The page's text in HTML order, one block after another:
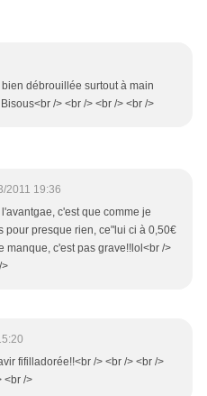
bien débrouillée surtout à main
/> <br /> <br /> <br />
2011 19:36
c'est que comme je
pour presque rien, ce"lui ci à 0,50€
manque, c'est pas grave!!lol<br />
>
fifilladorée!!<br /> <br /> <br />
<br />